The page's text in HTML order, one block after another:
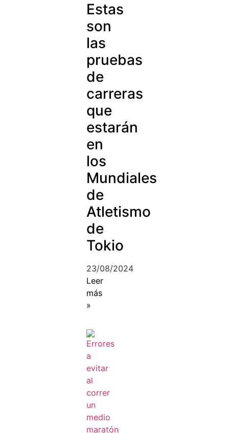
Estas
son
las
pruebas
de
carreras
que
estarán
en
los
Mundiales
de
Atletismo
de
Tokio
23/08/2024
Leer
más
»